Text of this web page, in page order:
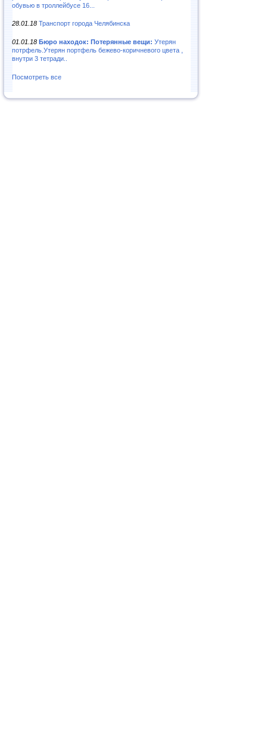
обувью в троллейбусе 16...
28.01.18 Транспорт города Челябинска
01.01.18 Бюро находок: Потерянные вещи: Утерян
потрфель.Утерян портфель бежево-коричневого цвета ,
внутри 3 тетради..
Посмотреть все